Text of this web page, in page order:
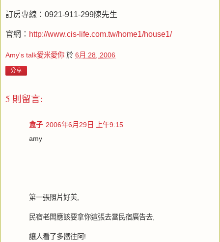
訂房專線：0921-911-299陳先生
官網： http://www.cis-life.com.tw/home1/house1/
Amy's talk愛米愛你 於 6月 28, 2006
分享
5 則留言:
盒子 2006年6月29日 上午9:15
amy
第一張照片好美,
民宿老闆應該要拿你這張去當民宿廣告去,
讓人看了多嚮往阿!